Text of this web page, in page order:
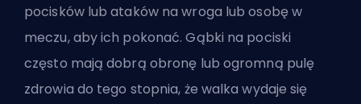
pocisków lub ataków na wroga lub osobę w
meczu, aby ich pokonać. Gąbki na pociski
często mają dobrą obronę lub ogromną pulę
zdrowia do tego stopnia, że walka wydaje się